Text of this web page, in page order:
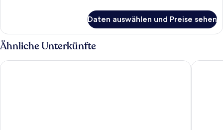
STANDARD
Daten auswählen und Preise sehen
Ähnliche Unterkünfte
Bilek Boutique Hotel Kavacik Limak